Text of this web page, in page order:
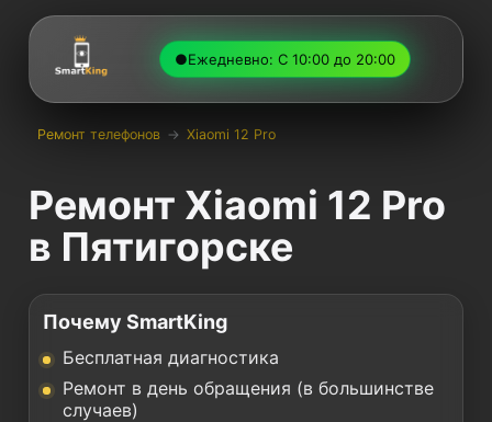
●Ежедневно: С 10:00 до 20:00
Ремонт телефонов → Xiaomi 12 Pro
Ремонт Xiaomi 12 Pro
в Пятигорске
Почему SmartKing
Бесплатная диагностика
Ремонт в день обращения (в большинстве
случаев)